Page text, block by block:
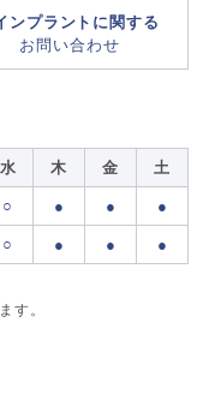
ンプラントに関する
お問い合わせ
水 木 金
土
○ ● ●
●
○ ● ● ●
す。